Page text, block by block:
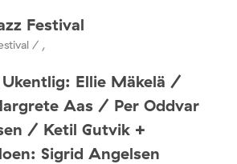
Festival
/ ,
Ellie Mäkelä /
Aas / Per Oddvar
/ Ketil Gutvik +
Sigrid Angelsen